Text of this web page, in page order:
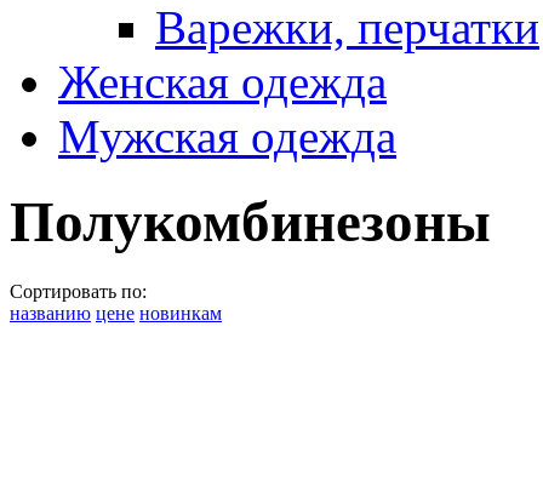
Варежки, перчатки
Женская одежда
Мужская одежда
Полукомбинезоны
Сортировать по:
названию цене новинкам